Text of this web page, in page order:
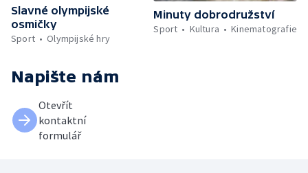
Slavné olympijské
osmičky
Sport
Olympijské hry
Minuty dobrodružství
Sport
Kultura Kinematografie
Napište nám
Otevřít
kontaktní
formulář